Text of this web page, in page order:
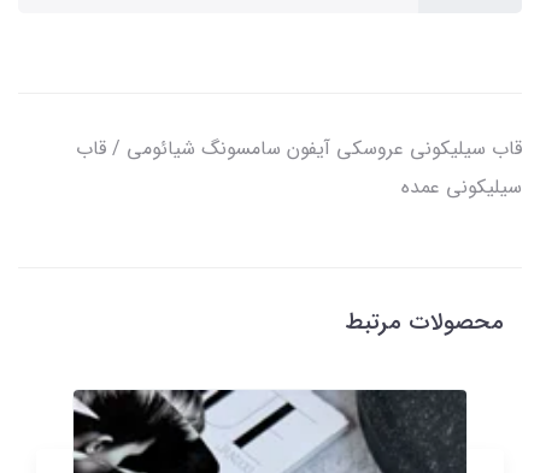
قاب سیلیکونی عروسکی آیفون سامسونگ شیائومی / قاب
سیلیکونی عمده
محصولات مرتبط